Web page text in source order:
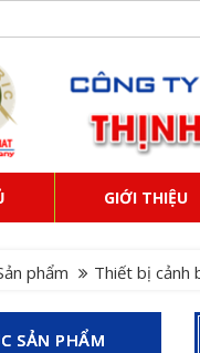
GIỚI THIỆU
phẩm Thiết bị cảnh
SẢN PHẨM